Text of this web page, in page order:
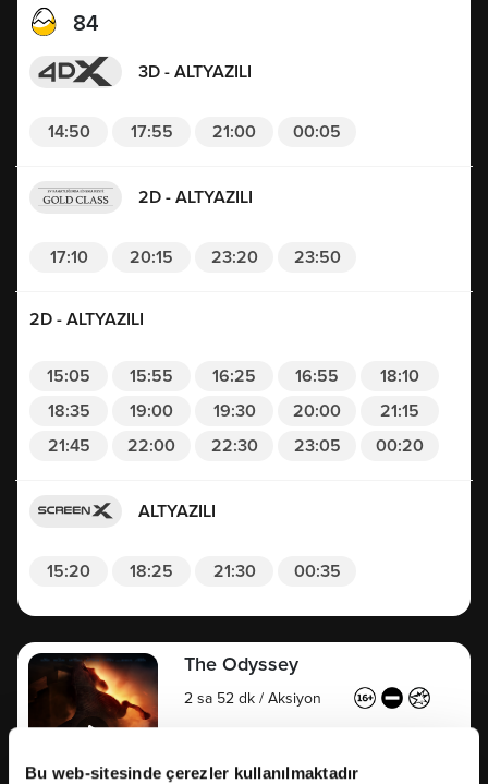
Bu web-sitesinde çerezler kullanılmaktadır
84
3D - ALTYAZILI
14:50 17:55 21:00 00:05
2D - ALTYAZILI
17:10 20:15 23:20 23:50
2D - ALTYAZILI
15:05 15:55 16:25 16:55
18:10
18:35
19:00 19:30 20:00
21:15
21:45
22:00 22:30 23:05 00:20
ALTYAZILI
15:20 18:25 21:30 00:35
The Odyssey
2 sa 52 dk / Aksiyon